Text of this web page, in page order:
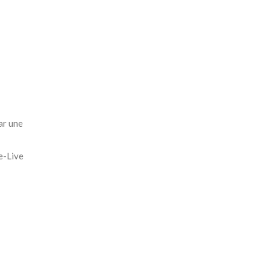
une
Live